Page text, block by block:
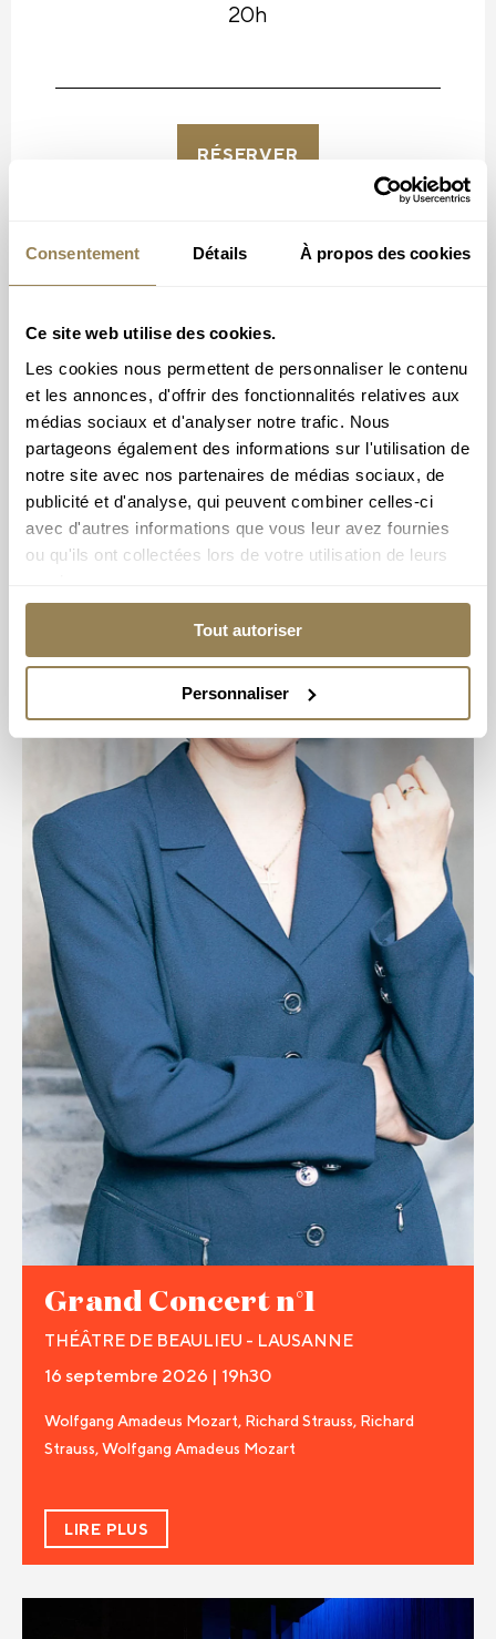
Consentement Détails À propos des cookies
Ce site web utilise des cookies.
Les cookies nous permettent de personnaliser le contenu
et les annonces, d'offrir des fonctionnalités relatives aux
médias sociaux et d'analyser notre trafic. Nous
partageons également des informations sur l'utilisation de
notre site avec nos partenaires de médias sociaux, de
publicité et d'analyse, qui peuvent combiner celles-ci
avec d'autres informations que vous leur avez fournies
ou qu'ils ont collectées lors de votre utilisation de leurs
Tout autoriser
Personnaliser
20h
RÉSERVER
Prochains concerts
Grand Concert n°1
THÉÂTRE DE BEAULIEU - LAUSANNE
16 septembre 2026 | 19h30
Wolfgang Amadeus Mozart, Richard Strauss, Richard
Strauss, Wolfgang Amadeus Mozart
LIRE PLUS